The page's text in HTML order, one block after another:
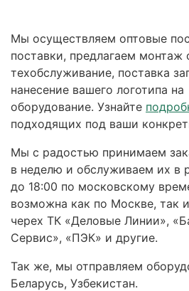
Мы осуществляем оптовые
поставки, предлагаем монтаж
техобслуживание, поставка
нанесение вашего логотипа на
оборудование. Узнайте
подходящих под ваши
Мы с радостью принимаем
в неделю и обслуживаем их в
до 18:00 по московскому
возможна как по Москве, так
черех ТК «Деловые Линии»,
Сервис», «ПЭК» и другие.
Так же, мы отправляем
Беларусь, Узбекистан.